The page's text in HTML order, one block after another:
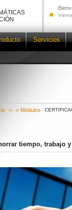
Servicios
> > Módulos
tiempo, trabajo